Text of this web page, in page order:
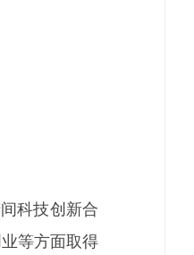
科技创新合
等方面取得